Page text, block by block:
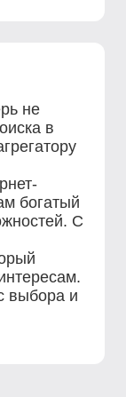
не
в
богатый
С
выбора и